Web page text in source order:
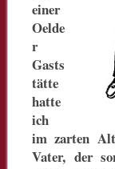
einer
Oelde
r
Gasts
tätte
hatte
ich
im zarten
Vater, der